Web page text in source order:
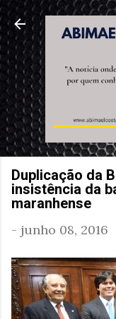
Pular
Duplicação da
insistência da
maranhense
- junho 08, 2016